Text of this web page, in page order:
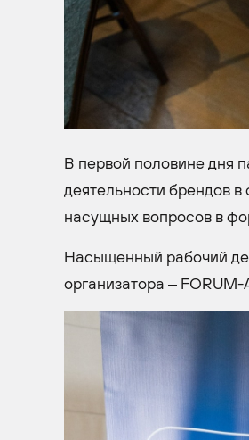
В первой половине дня
деятельности брендов
насущных вопросов в
Насыщенный рабочий
организатора – FORUM-